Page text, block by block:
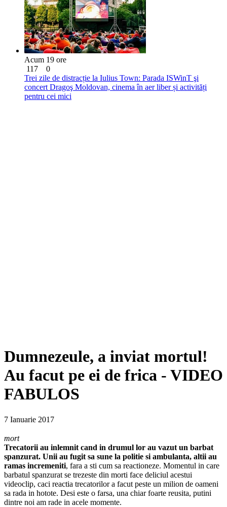
Acum 19 ore
117
0
Trei zile de distracție la Iulius Town: Parada ISWinT şi
concert Dragoş Moldovan, cinema în aer liber și activități
pentru cei mici
Dumnezeule, a inviat mortul!
Au facut pe ei de frica - VIDEO
FABULOS
7 Ianuarie 2017
mort
Trecatorii au inlemnit cand in drumul lor au vazut un barbat
spanzurat. Unii au fugit sa sune la politie si ambulanta, altii au
ramas incremeniti, fara a sti cum sa reactioneze. Momentul in care
barbatul spanzurat se trezeste din morti face deliciul acestui
videoclip, caci reactia trecatorilor a facut peste un milion de oameni
sa rada in hotote. Desi este o farsa, una chiar foarte reusita, putini
dintre noi am rade in acele momente.